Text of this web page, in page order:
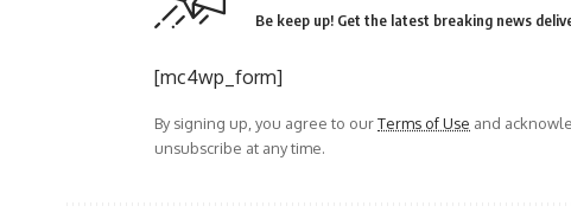
Be keep up! Get the latest breaking news
[mc4wp_form]
By signing up, you agree to ourTerms of Use and
unsubscribe at any time.